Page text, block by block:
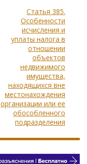
Статья 385.
Особенности
исчисления и
уплаты налога в
отношении
объектов
недвижимого
имущества,
находящихся вне
местонахождения
организации или ее
обособленного
подразделения